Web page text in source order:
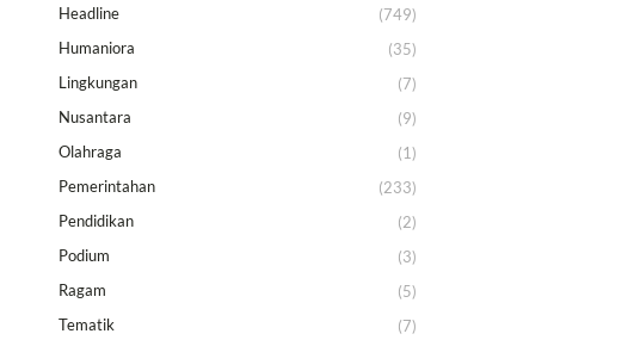
Headline
(749)
Humaniora
(35)
Lingkungan
(7)
Nusantara
(9)
Olahraga
(1)
Pemerintahan
(233)
Pendidikan
(2)
Podium
(3)
Ragam
(5)
Tematik
(7)